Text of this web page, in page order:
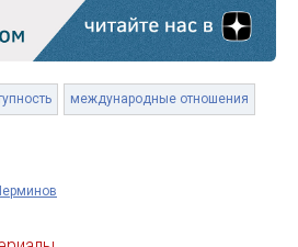
международные отношения